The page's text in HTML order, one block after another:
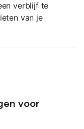
verblijf te
van je
voor